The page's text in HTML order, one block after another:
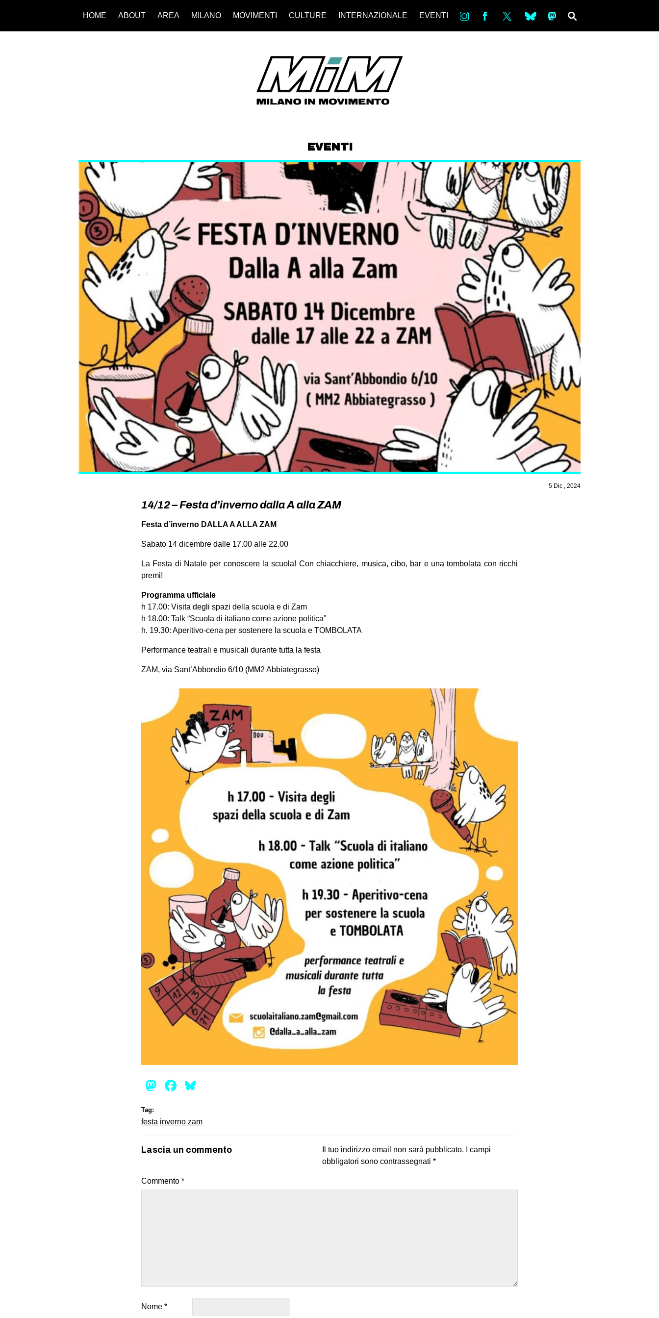
HOME ABOUT AREA MILANO MOVIMENTI CULTURE INTERNAZIONALE EVENTI in bsky ms
EVENTI
5 Dic , 2024
14/12 – Festa d’inverno dalla A alla ZAM
Festa d’inverno DALLA A ALLA ZAM
Sabato 14 dicembre dalle 17.00 alle 22.00
La Festa di Natale per conoscere la scuola! Con chiacchiere, musica, cibo, bar e una tombolata con ricchi
premi!
Programma ufficiale
h 17.00: Visita degli spazi della scuola e di Zam
h 18.00: Talk “Scuola di italiano come azione politica”
h. 19.30: Aperitivo-cena per sostenere la scuola e TOMBOLATA
Performance teatrali e musicali durante tutta la festa
ZAM, via Sant’Abbondio 6/10 (MM2 Abbiategrasso)
Mastodon
Facebook
Tag:
festa inverno zam
Lascia un commento Il tuo indirizzo email non sarà pubblicato.
I campi
obbligatori sono contrassegnati *
Commento *
Nome *